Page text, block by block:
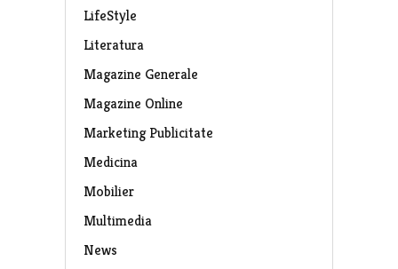
LifeStyle
Literatura
Magazine Generale
Magazine Online
Marketing Publicitate
Medicina
Mobilier
Multimedia
News